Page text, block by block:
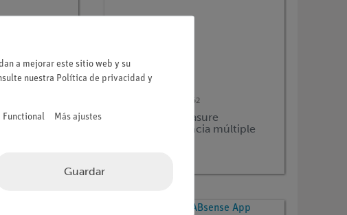
para
14440-62
SOFTWARE "Measure
Dynamics", licencia múltiple
a mejorar este sitio web y su
nuestra Política de privacidad y
Functional Más ajustes
Guardar